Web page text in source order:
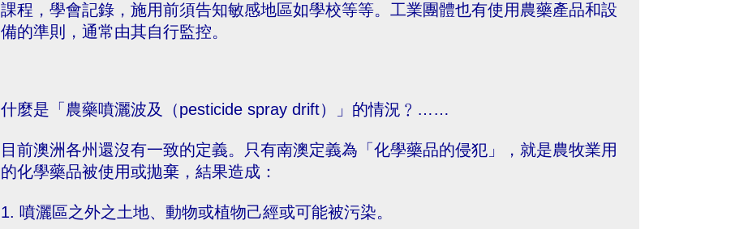
課程，學會記錄，施用前須告知敏感地區如學校等等。工業團體也有使用農藥產品和設
備的準則，通常由其自行監控。
什麼是「農藥噴灑波及（pesticide spray drift）」的情況﹖……
目前澳洲各州還沒有一致的定義。只有南澳定義為「化學藥品的侵犯」，就是農牧業用
的化學藥品被使用或拋棄，結果造成：
1. 噴灑區之外之土地、動物或植物己經或可能被污染。